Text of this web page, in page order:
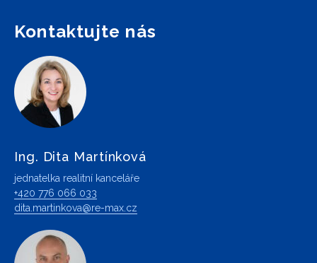
Kontaktujte nás
Ing. Dita Martínková
jednatelka realitní kanceláře
+420 776 066 033
dita.martinkova@re-max.cz